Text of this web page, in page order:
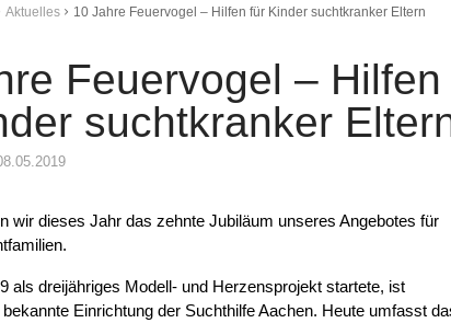
Aktuelles 10 Jahre Feuervogel – Hilfen für Kinder suchtkranker Eltern
Feuervogel – Hilfen
suchtkranker
wir dieses Jahr das zehnte Jubiläum unseres Angebotes für
als dreijähriges Modell- und Herzensprojekt startete, ist
Einrichtung der Suchthilfe Aachen. Heute umfasst